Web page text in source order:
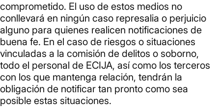
comprometido. El uso de estos medios no
conllevará en ningún caso represalia o perjuicio
alguno para quienes realicen notificaciones de
buena fe. En el caso de riesgos o situaciones
vinculadas a la comisión de delitos o soborno,
todo el personal de ECIJA, así como los terceros
con los que mantenga relación, tendrán la
obligación de notificar tan pronto como sea
posible estas situaciones.